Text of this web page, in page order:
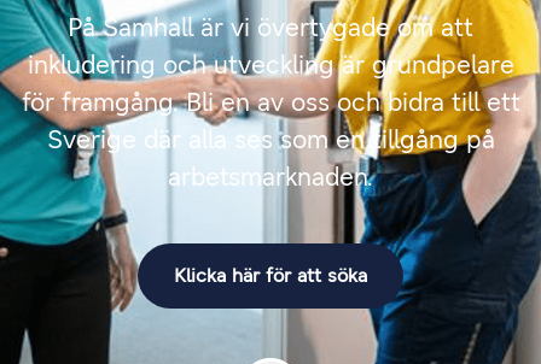
På Samhall är vi övertygade om att
inkludering och utveckling är grundpelare
för framgång. Bli en av oss och bidra till ett
Sverige där alla ses som en tillgång på
arbetsmarknaden.
Klicka här för att söka